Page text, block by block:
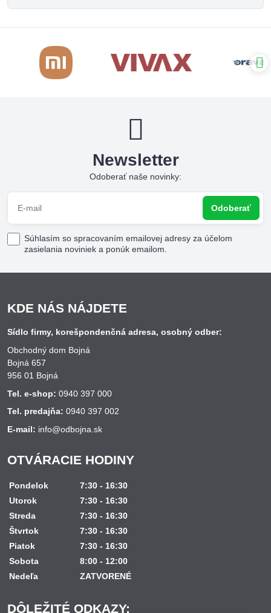
Newsletter
Odoberať naše novinky:
Odoberať
Súhlasím so spracovaním emailovej adresy za účelom
zasielania noviniek a ponúk emailom.
KDE NÁS NÁJDETE
Sídlo firmy, korešpondenčná adresa, osobný odber:
Obchodný dom Bojná
Bojná 657
956 01 Bojná
Tel. e-shop: 0940 397 000
Tel. predajňa: 0940 397 002
E-mail: info@odbojna.sk
OTVÁRACIE HODINY
Pondelok
7:30 - 16:30
Utorok
7:30 - 16:30
Streda
7:30 - 16:30
Štvrtok
7:30 - 16:30
Piatok
7:30 - 16:30
Sobota
8:00 - 12:00
Nedeľa
ZATVORENÉ
DÔLEŽITÉ ODKAZY: